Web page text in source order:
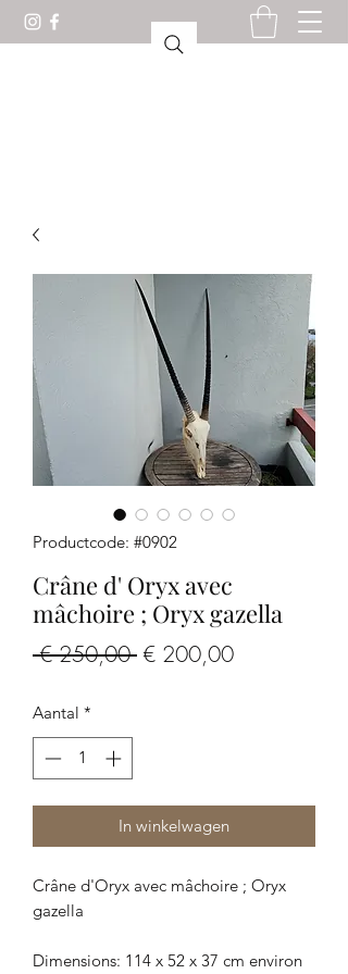
Productcode: #0902
Crâne d' Oryx avec
mâchoire ; Oryx gazella
€ 250,00 Normale
€ 200,00Verkoopprijs
Aantal *
In winkelwagen
Crâne d'Oryx avec mâchoire ; Oryx
gazella
Dimensions: 114 x 52 x 37 cm environ